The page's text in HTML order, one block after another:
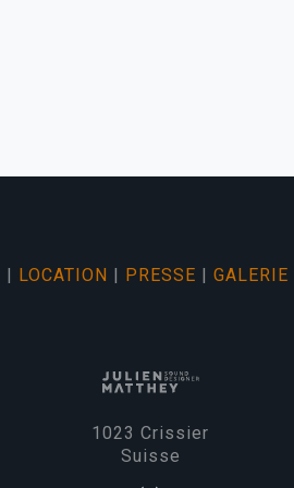
| LOCATION | PRESSE | GALERIE
1023 Crissier
Suisse